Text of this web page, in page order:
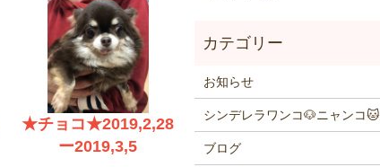
★チョコ★2019,2,28
ー2019,3,5
お知らせ
シンデレラワンコ🐶ニャンコ🐱
ブログ